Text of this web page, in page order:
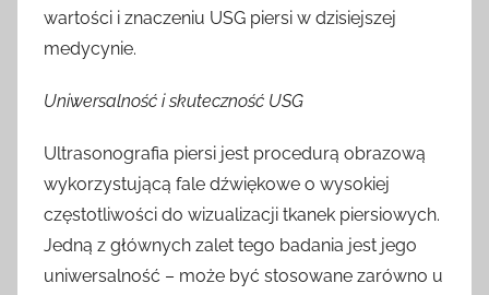
wartości i znaczeniu USG piersi w dzisiejszej
medycynie.
Uniwersalność i skuteczność USG
Ultrasonografia piersi jest procedurą obrazową
wykorzystującą fale dźwiękowe o wysokiej
częstotliwości do wizualizacji tkanek piersiowych.
Jedną z głównych zalet tego badania jest jego
uniwersalność – może być stosowane zarówno u